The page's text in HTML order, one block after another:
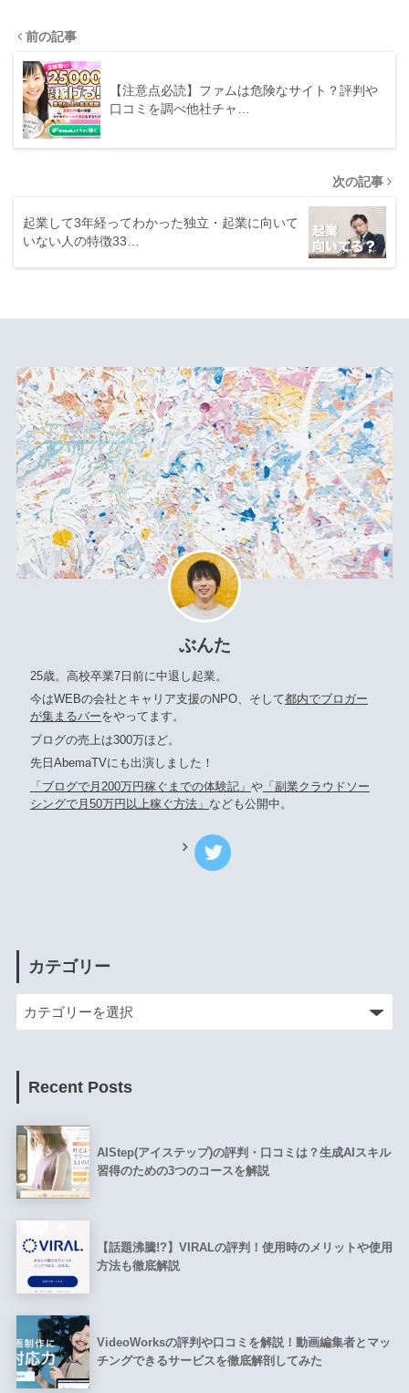
前の記事
【注意点必読】ファムは危険なサイト？評判や
口コミを調べ他社チャ…
次の記事
起業して3年経ってわかった独立・起業に向いて
いない人の特徴33…
ぶんた
25歳。高校卒業7日前に中退し起業。
今はWEBの会社とキャリア支援のNPO、そして都内でブロガー
が集まるバーをやってます。
ブログの売上は300万ほど。
先日AbemaTVにも出演しました！
「ブログで月200万円稼ぐまでの体験記」 や「副業クラウドソー
シングで月50万円以上稼ぐ方法」 なども公開中。
カテゴリー
Recent Posts
AIStep(アイステップ)の評判・口コミは？生成AIスキル
習得のための3つのコースを解説
【話題沸騰!?】VIRALの評判！使用時のメリットや使用
方法も徹底解説
VideoWorksの評判や口コミを解説！動画編集者とマッ
チングできるサービスを徹底解剖してみた